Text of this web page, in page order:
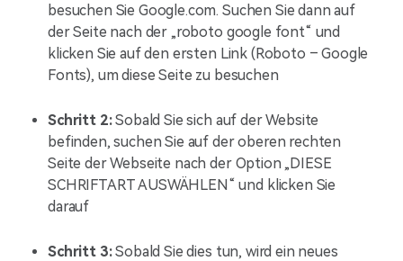
besuchen Sie Google.com. Suchen Sie dann auf
der Seite nach der „roboto google font“ und
klicken Sie auf den ersten Link (Roboto – Google
Fonts), um diese Seite zu besuchen
Schritt 2:Sobald Sie sich auf der Website
befinden, suchen Sie auf der oberen rechten
Seite der Webseite nach der Option „DIESE
SCHRIFTART AUSWÄHLEN“ und klicken Sie
darauf
Schritt 3:Sobald Sie dies tun, wird ein neues